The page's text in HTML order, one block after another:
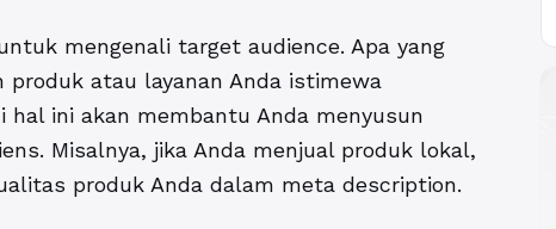
mengenali target audience. Apa yang
produk atau layanan Anda istimewa
ini akan membantu Anda menyusun
Misalnya, jika Anda menjual produk lokal,
produk Anda dalam meta description.